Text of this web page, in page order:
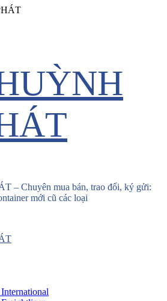
– Chuyên mua bán, trao đổi, ký gửi:
mới cũ các loại